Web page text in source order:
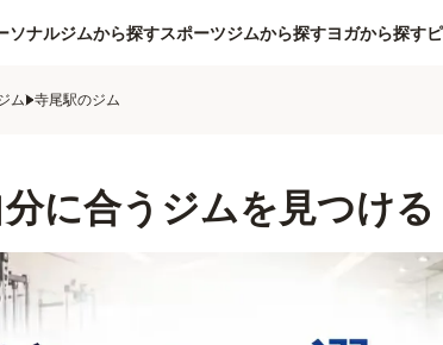
ソナルジムから探すスポーツジムから探すヨガから探す
ム 寺尾駅のジム
に合うジムを見つける